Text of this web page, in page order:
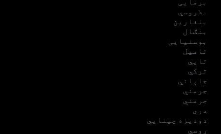
بلاروسي
بلغارین
بنګال
بوسنیایی
تامیل
تایي
ترکي
جاپاني
جرمني
جرمني
دري
دودیزه چینایي
روسي